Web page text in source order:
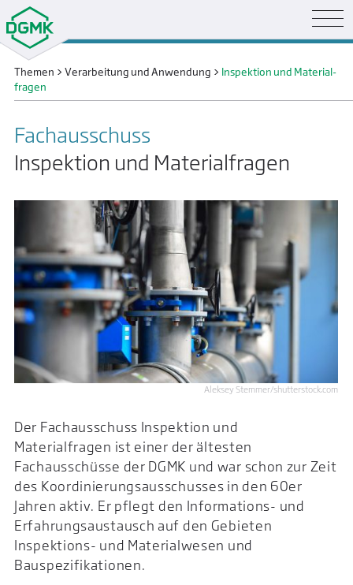
Themen > Verarbeitung und Anwendung > Inspektion und Material­
fragen
Fachausschuss
Inspektion und Materialfragen
Aleksey Stemmer/shutterstock.com
Der Fachausschuss Inspektion und
Materialfragen ist einer der ältesten
Fachausschüsse der DGMK und war schon zur Zeit
des Koordinierungsausschusses in den 60er
Jahren aktiv. Er pflegt den Informations- und
Erfahrungsaustausch auf den Gebieten
Inspektions- und Materialwesen und
Bauspezifikationen.